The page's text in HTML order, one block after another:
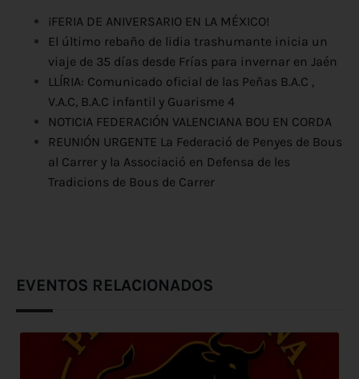
¡FERIA DE ANIVERSARIO EN LA MÉXICO!
El último rebaño de lidia trashumante inicia un
viaje de 35 días desde Frías para invernar en Jaén
LLÍRIA: Comunicado oficial de las Peñas B.A.C ,
V.A.C, B.A.C infantil y Guarisme 4
NOTICIA FEDERACIÓN VALENCIANA BOU EN CORDA
REUNIÓN URGENTE La Federació de Penyes de Bous
al Carrer y la Associació en Defensa de les
Tradicions de Bous de Carrer
EVENTOS RELACIONADOS